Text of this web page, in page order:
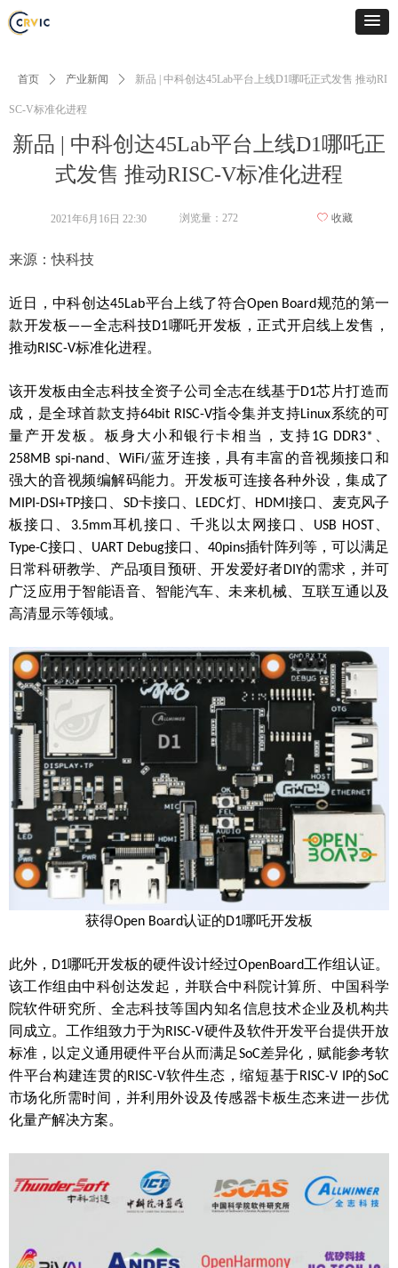
新品 | 中科创达45Lab平台上线D1哪吒正
式发售 推动RISC-V标准化进程
首页 ꄲ 产业新闻 ꄲ 新品 | 中科创达45Lab平台上线D1哪吒正式发售 推动RI
SC-V标准化进程
来源：快科技
近日，中科创达45Lab平台上线了符合Open Board规范的第一
款开发板——全志科技D1哪吒开发板，正式开启线上发售，
推动RISC-V标准化进程。
该开发板由全志科技全资子公司全志在线基于D1芯片打造而
成，是全球首款支持64bit RISC-V指令集并支持Linux系统的可
量产开发板。板身大小和银行卡相当，支持1G DDR3*
258MB spi-nand、WiFi/蓝牙连接，具有丰富的音视频接口和
强大的音视频编解码能力。开发板可连接各种外设，集成了
MIPI-DSI+TP接口、 SD卡接口、 LEDC灯、 HDMI 接口、麦克风子
板接口、
3.5mm耳机接口、千兆以太网接口、 USB HOST、
Type-C接口、 UART Debug接口、 40pins插针阵列等，可以满足
日常科研教学、产品项目预研、开发爱好者DIY的需求，并可
广泛应用于智能语音、智能汽车、未来机械、互联互通以及
高清显示等领域。
获得Open Board认证的D1哪吒开发板
此外， D1哪吒开发板的硬件设计经过OpenBoard工作组认证。
该工作组由中科创达发起，并联合中科院计算所、中国科学
院软件研究所、全志科技等国内知名信息技术企业及机构共
同成立。工作组致力于为RISC-V硬件及软件开发平台提供开放
标准，以定义通用硬件平台从而满足SoC差异化，赋能参考软
件平台构建连贯的RISC-V软件生态，缩短基于RISC-V IP的SoC
市场化所需时间，并利用外设及传感器卡板生态来进一步优
化量产解决方案。
2021年6月16日 22:30 浏览量： 272 ꄀ 收藏